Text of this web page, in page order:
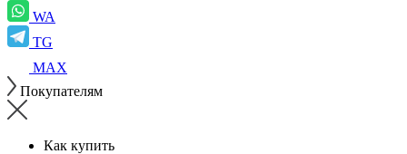
WA
TG
MAX
Покупателям
Как купить